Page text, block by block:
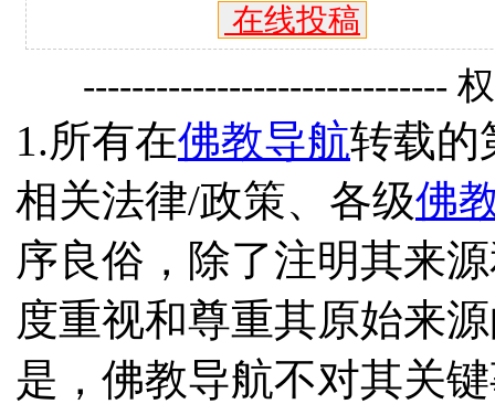
在线投稿
------------------------------
1.所有在佛教导航转载的
相关法律/政策、各级佛
序良俗，除了注明其来
度重视和尊重其原始来
是，佛教导航不对其关